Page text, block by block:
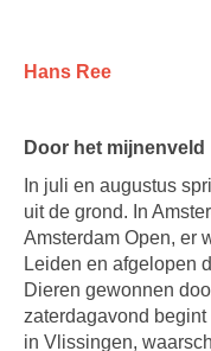
Hans Ree
Door het mijnenveld
In juli en augustus
uit de grond. In
Amsterdam Open, er
Leiden en afgelopen
Dieren gewonnen
zaterdagavond
in Vlissingen,